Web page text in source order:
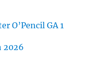
O’Pencil GA 1
2026